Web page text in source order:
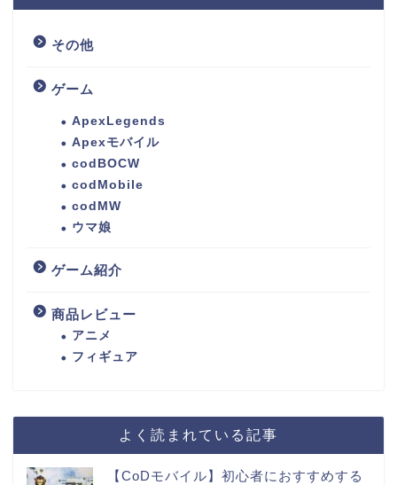
その他
ゲーム
ApexLegends
Apexモバイル
codBOCW
codMobile
codMW
ウマ娘
ゲーム紹介
商品レビュー
アニメ
フィギュア
よく読まれている記事
【CoDモバイル】初心者におすすめする